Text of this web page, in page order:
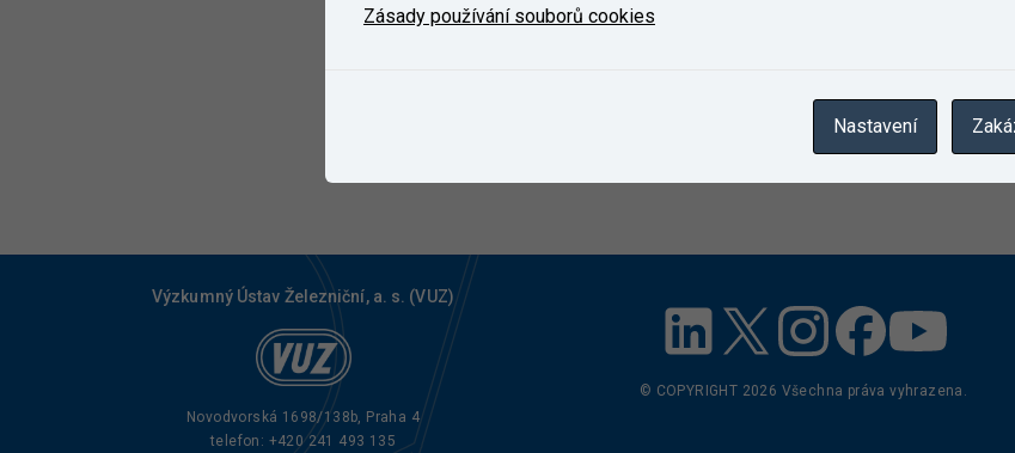
Výzkumný Ústav Železniční, a. s. (VUZ)
Novodvorská 1698/138b, Praha 4
telefon: +420 241 493 135
© COPYRIGHT 2026 Všechna práva vyhrazena.
Zásady používání souborů cookies
Nastavení